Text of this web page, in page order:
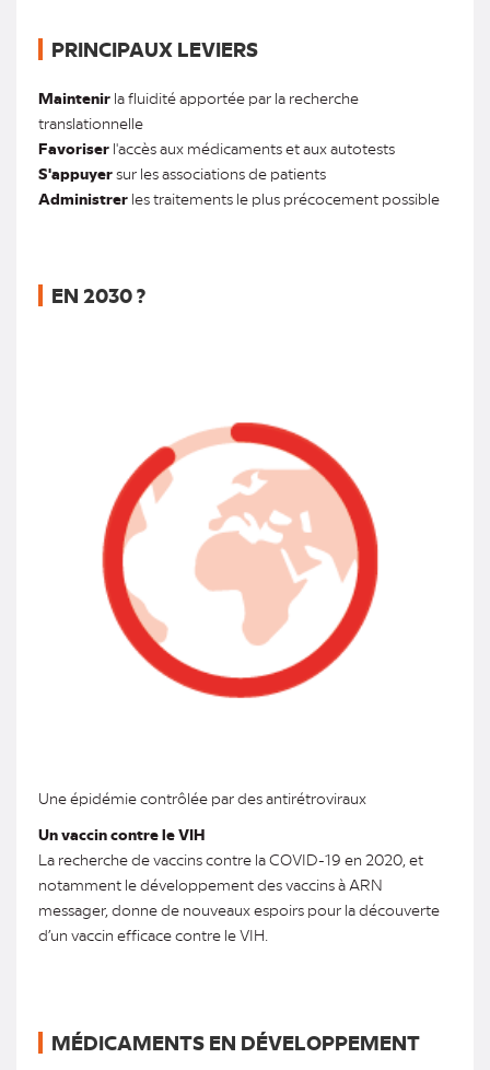
PRINCIPAUX LEVIERS
Maintenir la fluidité apportée par la recherche
translationnelle
Favoriser l'accès aux médicaments et aux autotests
S'appuyersur les associations de patients
Administrer les traitements le plus précocement possible
EN 2030 ?
Une épidémie contrôlée par des antirétroviraux
Un vaccin contre le VIH
La recherche de vaccins contre la COVID-19 en 2020, et
notamment le développement des vaccins à ARN
messager, donne de nouveaux espoirs pour la découverte
d’un vaccin efficace contre le VIH.
MÉDICAMENTS EN DÉVELOPPEMENT